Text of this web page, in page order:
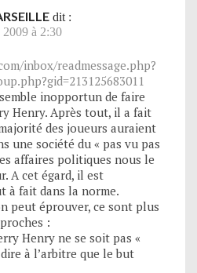
dit :
2009 à 2:30
inbox/readmessage.php?
inopportun de faire
Henry. Après tout, il a fait
des joueurs auraient
une société du « pas vu pas
affaires politiques nous le
A cet égard, il est
à fait dans la norme.
peut éprouver, ce sont plus
:
Henry ne se soit pas «
à l’arbitre que le but